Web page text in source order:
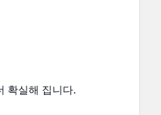
확실해 집니다.